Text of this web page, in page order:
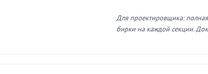
Для проектировщика:
бирки на каждой секции.